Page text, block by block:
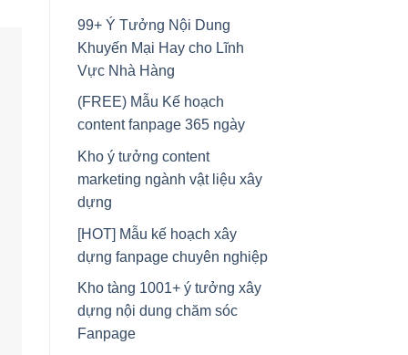
99+ Ý Tưởng Nội Dung
Khuyến Mại Hay cho Lĩnh
Vực Nhà Hàng
(FREE) Mẫu Kế hoạch
content fanpage 365 ngày
Kho ý tưởng content
marketing ngành vật liệu xây
dựng
[HOT] Mẫu kế hoạch xây
dựng fanpage chuyên nghiệp
Kho tàng 1001+ ý tưởng xây
dựng nội dung chăm sóc
Fanpage